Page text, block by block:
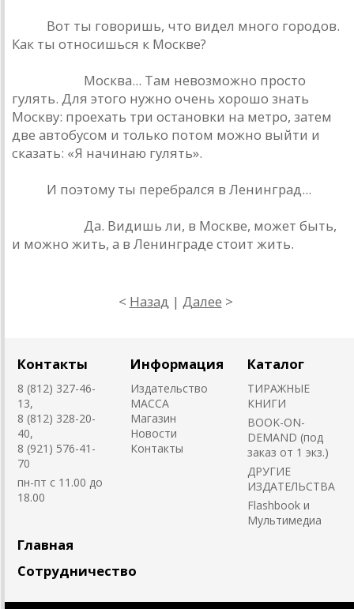
Вот ты говоришь, что видел много городов.
Как ты относишься к Москве?
Москва... Там невозможно просто
гулять. Для этого нужно очень хорошо знать
Москву: проехать три остановки на метро, затем
две автобусом и только потом можно выйти и
сказать: «Я начинаю гулять».
И поэтому ты перебрался в Ленинград...
Да. Видишь ли, в Москве, может быть,
и можно жить, а в Ленинграде стоит жить.
< Назад | Далее >
Контакты
8 (812) 327-46-
13,
8 (812) 328-20-
40,
8 (921) 576-41-
70
пн-пт с 11.00 до
18.00
Информация
Издательство
MACCA
Магазин
Новости
Контакты
Каталог
ТИРАЖНЫЕ
КНИГИ
BOOK-ON-
DEMAND (под
заказ от 1 экз.)
ДРУГИЕ
ИЗДАТЕЛЬСТВА
Flashbook и
Мультимедиа
Главная
Сотрудничество